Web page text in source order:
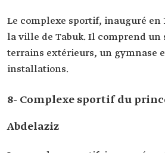
Le complexe sportif, inauguré en
la ville de Tabuk. Il comprend un
terrains extérieurs, un gymnase
installations.
8- Complexe sportif du
Abdelaziz